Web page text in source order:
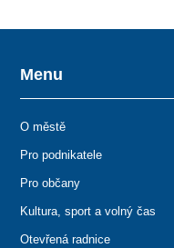
Menu
O městě
Pro podnikatele
Pro občany
Kultura, sport a volný čas
Otevřená radnice